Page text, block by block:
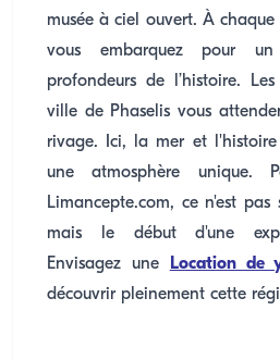
musée à ciel ouvert. À
vous embarquez pour
profondeurs de l’histoire.
ville de Phaselis vous
rivage. Ici, la mer et l'histoire
une atmosphère unique.
Limancepte.com, ce n'est pas
mais le début d'une
Envisagez une
Location de
découvrir pleinement cette